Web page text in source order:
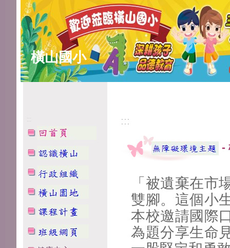
橫山國小
::: :::
-
「被遺棄在市
雙腳。這個小
本校邀請國際
為題分享生命